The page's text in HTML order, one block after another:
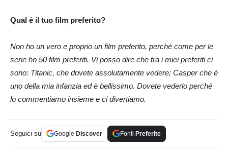
Qual è il tuo film preferito?
Non ho un vero e proprio un film preferito, perché come per le
serie ho 50 film preferiti. Vi posso dire che tra i miei preferiti ci
sono: Titanic, che dovete assolutamente vedere; Casper che è
uno della mia infanzia ed è bellissimo. Dovete vederlo perché
lo commentiamo insieme e ci divertiamo.
Seguici su Google Discover Fonti Preferite